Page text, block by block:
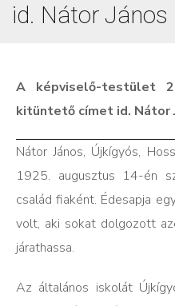
id. Nátor János
A képviselő-testület
kitüntető címet id. Nátor
Nátor János, Újkígyós,
1925. augusztus 14-én
család fiaként. Édesapja
volt, aki sokat dolgozott
járathassa.
Az általános iskolát